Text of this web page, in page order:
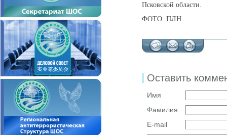
Псковской области.
ФОТО: ПЛН
Оставить
Имя
Фамилия
E-mail